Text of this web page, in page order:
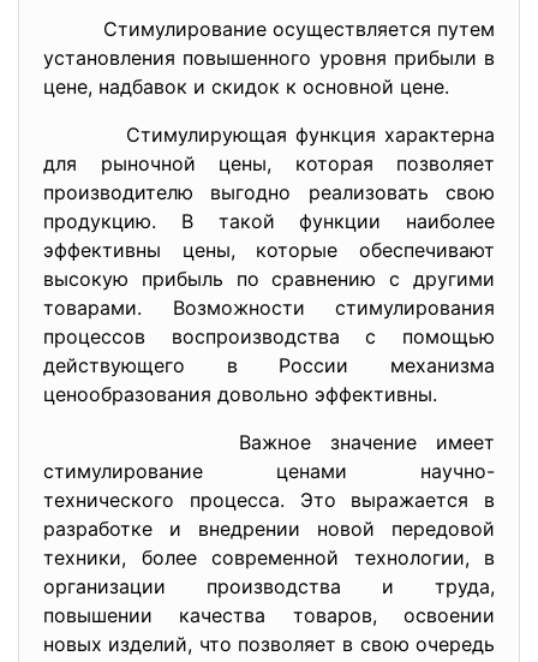
Стимулирование осуществляется путем
установления повышенного уровня прибыли в
цене, надбавок и скидок к основной цене.
Стимулирующая функция характерна
для рыночной цены, которая позволяет
производителю выгодно реализовать свою
продукцию. В такой функции наиболее
эффективны цены, которые обеспечивают
высокую прибыль по сравнению с другими
товарами. Возможности стимулирования
процессов воспроизводства с помощью
действующего в России механизма
ценообразования довольно эффективны.
Важное значение имеет
стимулирование ценами научно-
технического процесса. Это выражается в
разработке и внедрении новой передовой
техники, более современной технологии, в
организации производства и труда,
повышении качества товаров, освоении
новых изделий, что позволяет в свою очередь